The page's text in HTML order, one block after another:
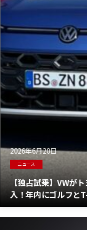
2026年6月20日
ニュース
【独占試乗】VWが
入！年内にゴルフと
して登場